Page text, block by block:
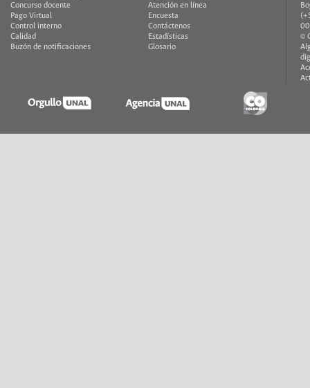
Concurso docente
Pago Virtual
Control interno
Calidad
Buzón de notificaciones
Atención en línea
Encuesta
Contáctenos
Estadísticas
Glosario
©